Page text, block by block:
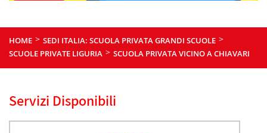
HOME > SEDI ITALIA: SCUOLA PRIVATA GRANDI SCUOLE >
SCUOLE PRIVATE LIGURIA > SCUOLA PRIVATA VICINO A CHIAVARI
Servizi Disponibili